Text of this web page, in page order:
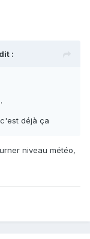
:
déjà ça
niveau météo,